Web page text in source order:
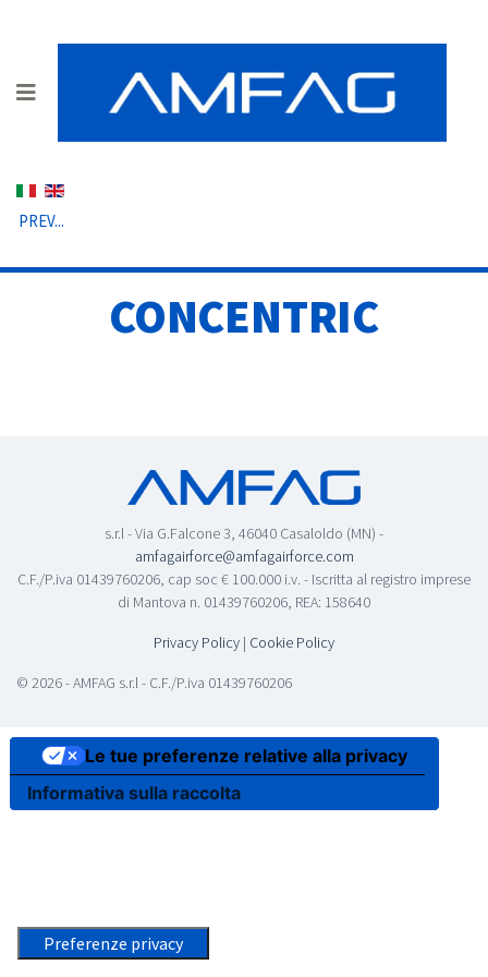
Seleziona la tua lingua
PREV...
CONCENTRIC
s.r.l - Via G.Falcone 3, 46040 Casaloldo (MN) -
amfagairforce@amfagairforce.com
C.F./P.iva 01439760206, cap soc € 100.000 i.v. - Iscritta al registro imprese
di Mantova n. 01439760206, REA: 158640
Privacy Policy | Cookie Policy
© 2026 - AMFAG s.r.l - C.F./P.iva 01439760206
Informativa sulla raccolta
Le tue preferenze relative alla privacy